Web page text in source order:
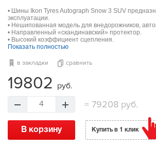
• Шины Ikon Tyres Autograph Snow 3 SUV
эксплуатации.
• Нешипованная модель для внедорожников,
• Направленный «скандинавский» протектор.
• Высокий коэффициент сцепления.
Показать полностью
в закладки сравнить
19802 руб.
4 =79208 руб.
В корзину Купить в 1 клик